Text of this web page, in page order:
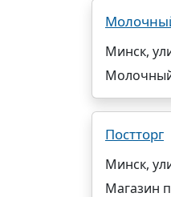
Минск,
Постторг
Минск,
Магазин